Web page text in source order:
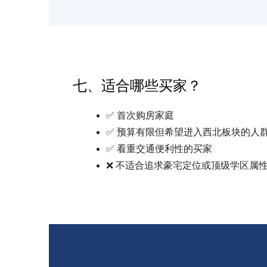
七、适合哪些买家？
✅ 首次购房家庭
✅ 预算有限但希望进入西北板块的人
✅ 看重交通便利性的买家
❌ 不适合追求豪宅定位或顶级学区属